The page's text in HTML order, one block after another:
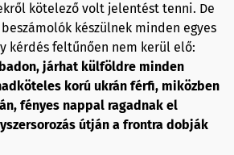
kötelező volt jelentést tenni. De
készülnek minden egyes
kérdés feltűnően nem kerül elő:
járhat külföldre minden
korú ukrán férfi, miközben
fényes nappal ragadnak el
útján a frontra dobják